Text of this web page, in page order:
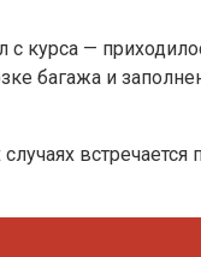
курса —
багажа и
встречается